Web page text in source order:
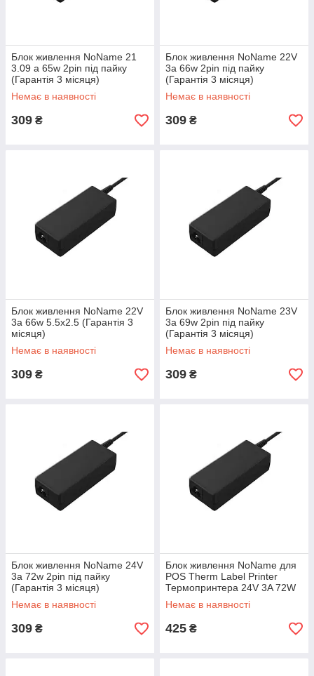
Блок живлення NoName 21
3.09 a 65w 2pin під пайку
(Гарантія 3 місяця)
Немає в наявності
309 ₴
Блок живлення NoName 22V
3a 66w 2pin під пайку
(Гарантія 3 місяця)
Немає в наявності
309 ₴
Блок живлення NoName 22V
3a 66w 5.5x2.5 (Гарантія 3
місяця)
Немає в наявності
309 ₴
Блок живлення NoName 23V
3a 69w 2pin під пайку
(Гарантія 3 місяця)
Немає в наявності
309 ₴
Блок живлення NoName 24V
3a 72w 2pin під пайку
(Гарантія 3 місяця)
Немає в наявності
309 ₴
Блок живлення NoName для
POS Therm Label Printer
Термопринтера 24V 3A 72W
3pin (Гарантія 3 місяця)
Немає в наявності
425 ₴